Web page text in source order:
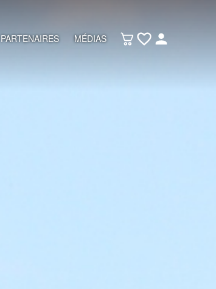
PARTENAIRES MÉDIAS